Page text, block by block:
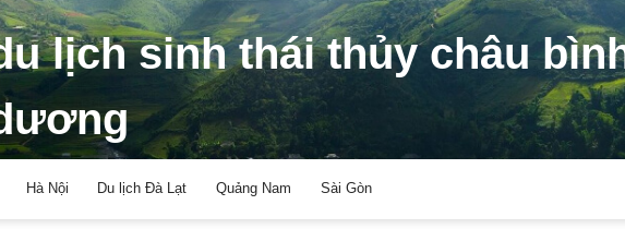
lịch sinh thái thủy châu
Hà Nội Du lịch Đà Lạt Quảng Nam Sài Gòn